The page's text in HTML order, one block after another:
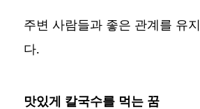
주변 사람들과 좋은 관계를 유
다.
맛있게 칼국수를 먹는 꿈